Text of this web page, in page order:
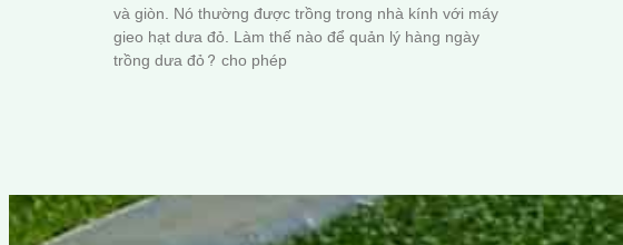
và giòn. Nó thường được trồng trong nhà kính với máy
gieo hạt dưa đỏ. Làm thế nào để quản lý hàng ngày
trồng dưa đỏ? cho phép